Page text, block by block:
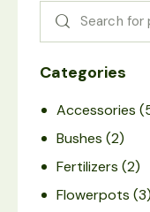
Categories
Accessories
Bushes (2)
Fertilizers (2)
Flowerpots (3)